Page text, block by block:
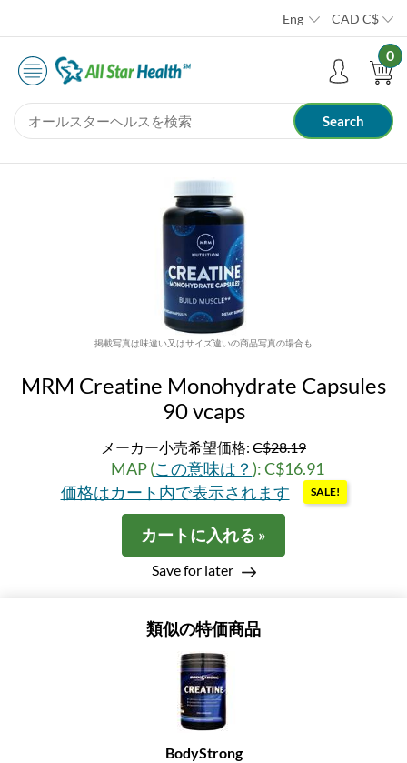
Eng CAD C$
0
掲載写真は味違い又はサイズ違いの商品写真の場合も
MRM Creatine Monohydrate Capsules
90 vcaps
メーカー小売希望価格: C$28.19
MAP (この意味は？ ): C$16.91
価格はカート内で表示されます
SALE!
カートに入れる »
Save for later
類似の特価商品
BodyStrong